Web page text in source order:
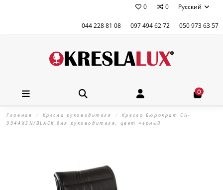
0 0 Русский
044 228 81 08 097 494 62 72 050 973 63 57
0
Главная Кресла руководителя
Кресло Бюрократ CH-
994AXSN/BLACK для руководителя, цвет черный